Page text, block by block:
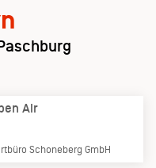
Air
Schoneberg GmbH